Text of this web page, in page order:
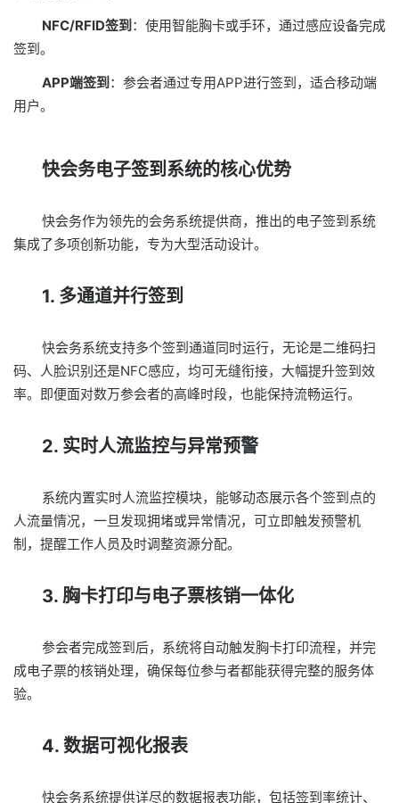
NFC/RFID签到 ：使用智能胸卡或手环，通过感应设备完成
签到。
APP端签到 ：参会者通过专用APP进行签到，适合移动端
用户。
快会务电子签到系统的核心优势
快会务作为领先的会务系统提供商，推出的电子签到系统
集成了多项创新功能，专为大型活动设计。
1. 多通道并行签到
快会务系统支持多个签到通道同时运行，无论是二维码扫
码、人脸识别还是NFC感应，均可无缝衔接，大幅提升签到效
率。即便面对数万参会者的高峰时段，也能保持流畅运行。
2. 实时人流监控与异常预警
系统内置实时人流监控模块，能够动态展示各个签到点的
人流量情况，一旦发现拥堵或异常情况，可立即触发预警机
制，提醒工作人员及时调整资源分配。
3. 胸卡打印与电子票核销一体化
参会者完成签到后，系统将自动触发胸卡打印流程，并完
成电子票的核销处理，确保每位参与者都能获得完整的服务体
验。
4. 数据可视化报表
快会务系统提供详尽的数据报表功能，包括签到率统计、